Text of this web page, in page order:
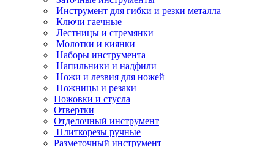
Инструмент для гибки и резки металла
Ключи гаечные
Лестницы и стремянки
Молотки и киянки
Наборы инструмента
Напильники и надфили
Ножи и лезвия для ножей
Ножницы и резаки
Ножовки и стусла
Отвертки
Отделочный инструмент
Плиткорезы ручные
Разметочный инструмент